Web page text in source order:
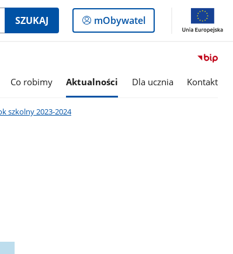
SZUKAJ
Logowanie
do
mObywatel
Co robimy Aktualności Dla ucznia Kontakt
szkolny 2023-2024